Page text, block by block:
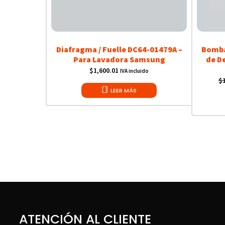
Diafragma / Fuelle DC64-01479A –
Para Lavadora Samsung
$1,600.01 IVA incluido
LEER MÁS
de
$
ATENCIÓN AL CLIENTE